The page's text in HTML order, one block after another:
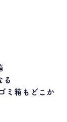
る
ミ箱もどこか